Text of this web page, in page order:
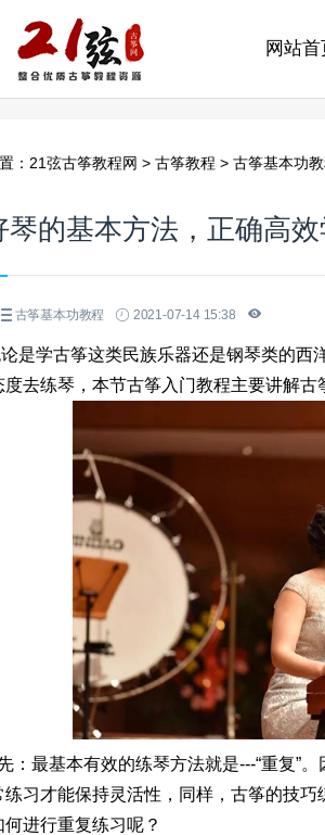
网站首
： 21弦古筝教程网 > 古筝教程 > 古筝基本功
琴的基本方法，正确高
古筝基本功教程 2021-07-14 15:38
学古筝这类民族乐器还是钢琴类的西
度去练琴，本节古筝入门教程主要讲解
最基本有效的练琴方法就是---“重复”。
练习才能保持灵活性，同样，古筝的技
何进行重复练习呢？